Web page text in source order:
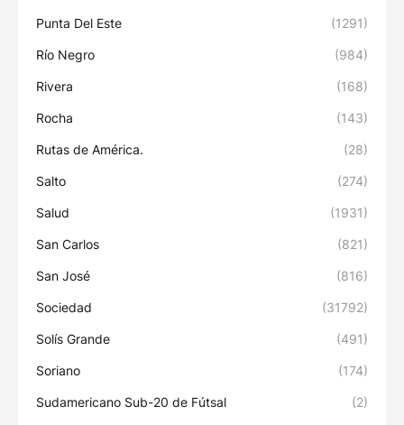
Punta Del Este (1291)
Río Negro (984)
Rivera (168)
Rocha (143)
Rutas de América. (28)
Salto (274)
Salud (1931)
San Carlos (821)
San José (816)
Sociedad (31792)
Solís Grande (491)
Soriano (174)
Sudamericano Sub-20 de Fútsal (2)